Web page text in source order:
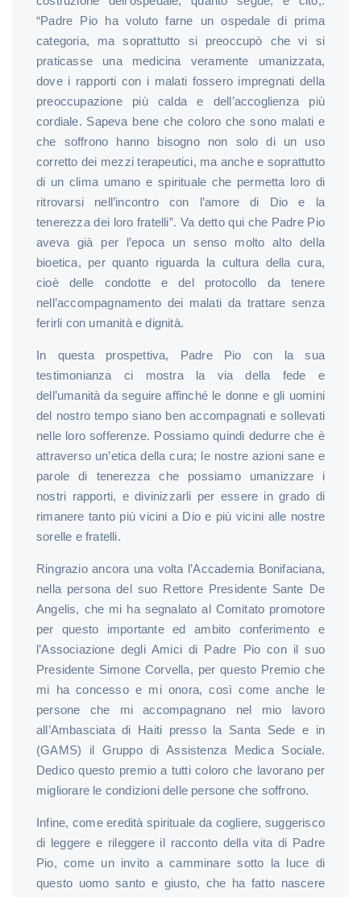
“Padre Pio ha voluto farne un ospedale di prima
categoria, ma soprattutto si preoccupò che vi si
praticasse una medicina veramente umanizzata,
dove i rapporti con i malati fossero impregnati della
preoccupazione più calda e dell’accoglienza più
cordiale. Sapeva bene che coloro che sono malati e
che soffrono hanno bisogno non solo di un uso
corretto dei mezzi terapeutici, ma anche e soprattutto
di un clima umano e spirituale che permetta loro di
ritrovarsi nell’incontro con l’amore di Dio e la
tenerezza dei loro fratelli”. Va detto qui che Padre Pio
aveva già per l’epoca un senso molto alto della
bioetica, per quanto riguarda la cultura della cura,
cioè delle condotte e del protocollo da tenere
nell’accompagnamento dei malati da trattare senza
ferirli con umanità e dignità.
In questa prospettiva, Padre Pio con la sua
testimonianza ci mostra la via della fede e
dell’umanità da seguire affinché le donne e gli uomini
del nostro tempo siano ben accompagnati e sollevati
nelle loro sofferenze. Possiamo quindi dedurre che è
attraverso un’etica della cura; le nostre azioni sane e
parole di tenerezza che possiamo umanizzare i
nostri rapporti, e divinizzarli per essere in grado di
rimanere tanto più vicini a Dio e più vicini alle nostre
sorelle e fratelli.
Ringrazio ancora una volta l’Accademia Bonifaciana,
nella persona del suo Rettore Presidente Sante De
Angelis, che mi ha segnalato al Comitato promotore
per questo importante ed ambito conferimento e
l’Associazione degli Amici di Padre Pio con il suo
Presidente Simone Corvella, per questo Premio che
mi ha concesso e mi onora, così come anche le
persone che mi accompagnano nel mio lavoro
all’Ambasciata di Haiti presso la Santa Sede e in
(GAMS) il Gruppo di Assistenza Medica Sociale.
Dedico questo premio a tutti coloro che lavorano per
migliorare le condizioni delle persone che soffrono.
Infine, come eredità spirituale da cogliere, suggerisco
di leggere e rileggere il racconto della vita di Padre
Pio, come un invito a camminare sotto la luce di
questo uomo santo e giusto, che ha fatto nascere